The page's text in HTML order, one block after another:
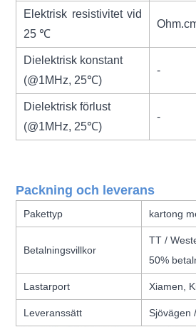
Elektrisk resistivitet vid
25 ℃
Dielektrisk konstant
(@1MHz, 25℃)
-
Dielektrisk förlust
(@1MHz, 25℃)
-
Packning och leverans
Pakettyp kartong
Betalningsvillkor
TT /
50%
Lastarport Xiamen,
Leveranssätt Sjövägen